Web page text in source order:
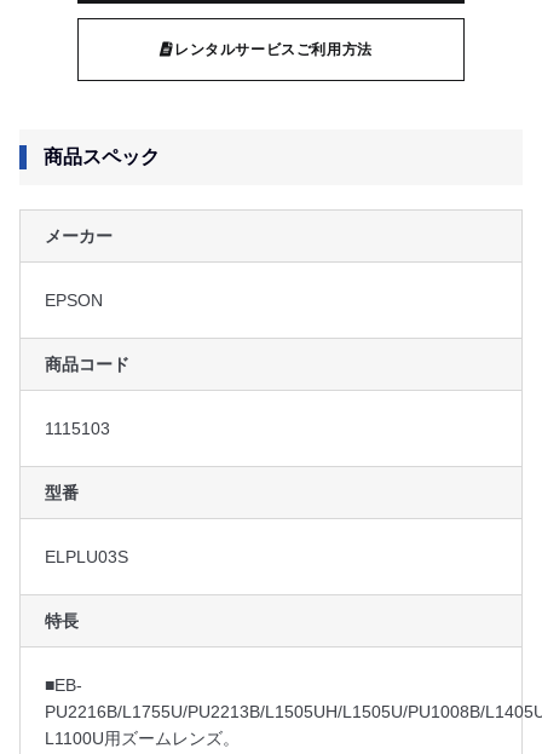
￥17,000
(￥18,700)
10日間
30日間
60日間
(￥28,600)
(￥45,100)
￥56,000
レンタルサービスご利用方法
商品スペック
メーカー
EPSON
商品コード
1115103
型番
ELPLU03S
特長
■EB-
PU2216B/L1755U/PU2213B/L1505UH/L1505U/PU1008B/
L1100U用ズームレンズ。